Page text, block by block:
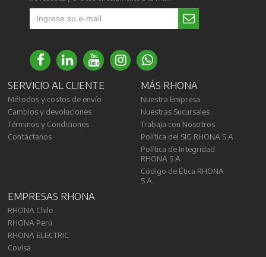
SERVICIO AL CLIENTE
Métodos y costos de envío
Cambios y devoluciones
Términos y Condiciones
Contáctanos
MÁS RHONA
Nuestra Empresa
Nuestras Sucursales
Trabaja con Nosotros
Política del SIG RHONA S.A.
Política de Integridad
RHONA S.A.
Código de Ética RHONA
S.A.
EMPRESAS RHONA
RHONA Chile
RHONA Perú
RHONA ELECTRIC
Covisa